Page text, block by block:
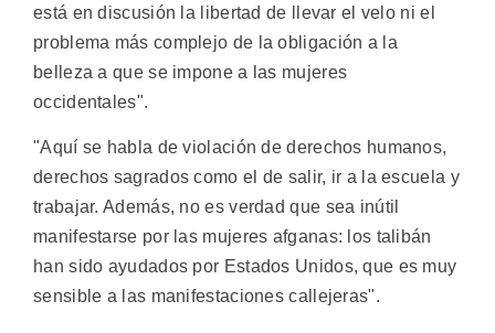
está en discusión la libertad de llevar el velo ni el
problema más complejo de la obligación a la
belleza a que se impone a las mujeres
occidentales".
"Aquí se habla de violación de derechos humanos,
derechos sagrados como el de salir, ir a la escuela y
trabajar. Además, no es verdad que sea inútil
manifestarse por las mujeres afganas: los talibán
han sido ayudados por Estados Unidos, que es muy
sensible a las manifestaciones callejeras".